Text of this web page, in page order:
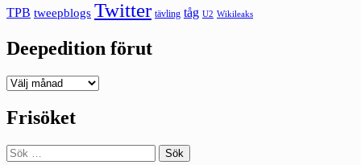
TPB tweepblogs Twitter tävling tåg U2 Wikileaks
Deepedition förut
Deepedition
Frisöket
Sök